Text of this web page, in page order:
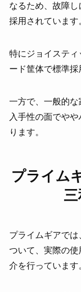
なるため、故障
採用されています
特にジョイステ
ード筐体で標準採
一方で、一般的
入手性の面でや
ります。
プライム
プライムギアで
ついて、実際の
介を行っています